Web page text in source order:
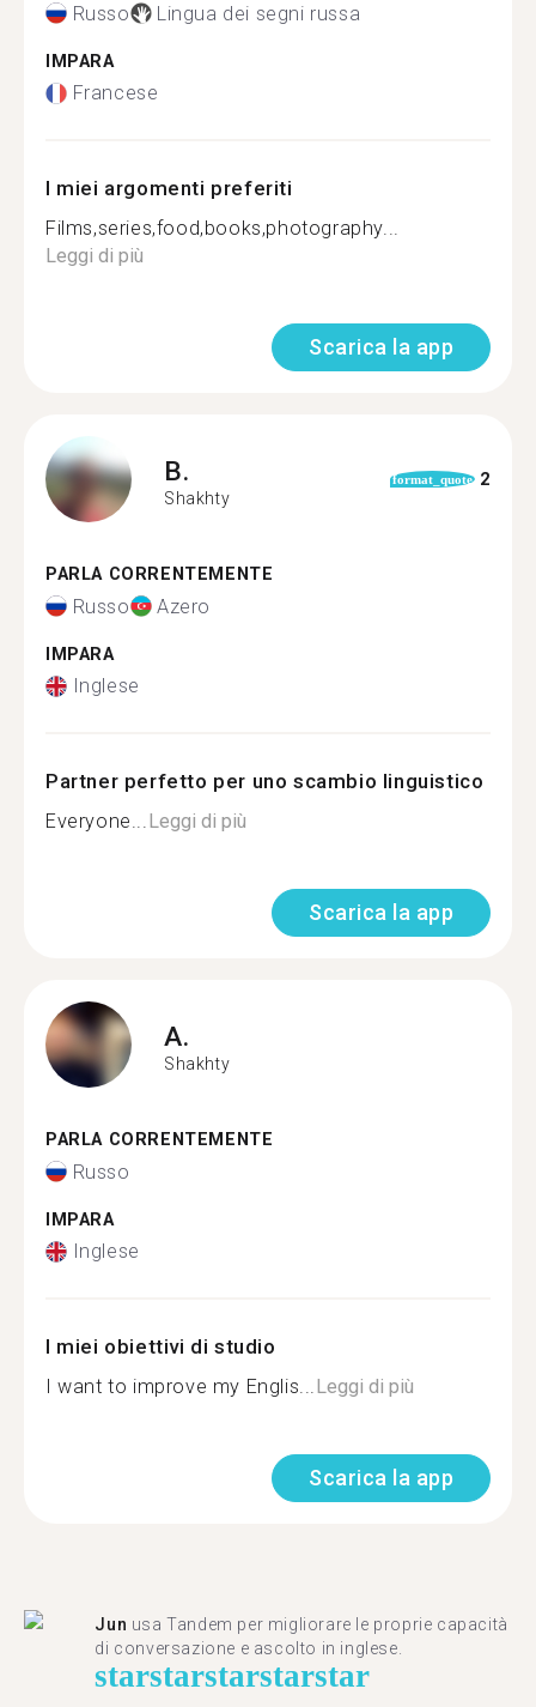
Russo Lingua dei segni russa
IMPARA
Francese
I miei argomenti preferiti
Films,series,food,books,photography...
Leggi di più
Scarica la app
B.
Shakhty
format_quote 2
PARLA CORRENTEMENTE
Russo Azero
IMPARA
Inglese
Partner perfetto per uno scambio linguistico
Everyone...Leggi di più
Scarica la app
A.
Shakhty
PARLA CORRENTEMENTE
Russo
IMPARA
Inglese
I miei obiettivi di studio
I want to improve my Englis...Leggi di più
Scarica la app
Jun usa Tandem per migliorare le proprie capacità
di conversazione e ascolto in inglese.
starstarstarstarstar